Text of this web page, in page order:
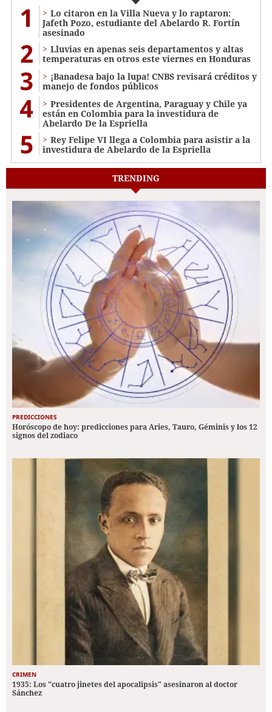
1
Lo citaron en la Villa Nueva y lo raptaron:
Jafeth Pozo, estudiante del Abelardo R. Fortín
asesinado
2
Lluvias en apenas seis departamentos y altas
temperaturas en otros este viernes en Honduras
3
¡Banadesa bajo la lupa! CNBS revisará créditos y
manejo de fondos públicos
4
Presidentes de Argentina, Paraguay y Chile ya
están en Colombia para la investidura de
Abelardo De la Espriella
5
Rey Felipe VI llega a Colombia para asistir a la
investidura de Abelardo de la Espriella
TRENDING
PREDICCIONES
Horóscopo de hoy: predicciones para Aries, Tauro, Géminis y los 12
signos del zodiaco
CRIMEN
1935: Los "cuatro jinetes del apocalipsis" asesinaron al doctor
Sánchez